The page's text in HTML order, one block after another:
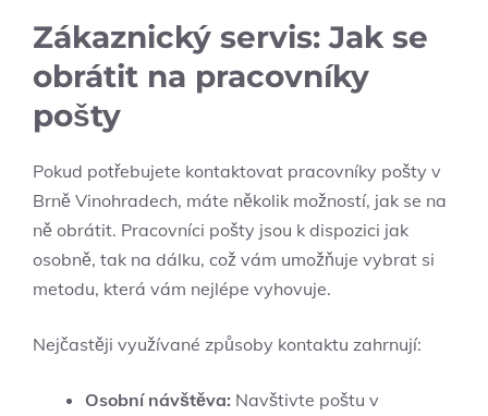
Zákaznický servis:⁤ Jak se
⁢obrátit na pracovníky
pošty
Pokud potřebujete kontaktovat pracovníky pošty v
Brně Vinohradech, máte několik možností, jak se na
ně ⁢obrátit. Pracovníci pošty jsou k dispozici jak
osobně, tak na dálku, což ⁤vám umožňuje ⁢vybrat si
metodu, která vám ⁤nejlépe vyhovuje.
Nejčastěji⁤ využívané způsoby kontaktu zahrnují:
Osobní návštěva: Navštivte poštu v